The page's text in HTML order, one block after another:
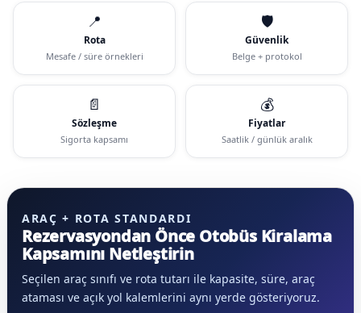
📍
Rota
Mesafe / süre örnekleri
🛡️
Güvenlik
Belge + protokol
📄
Sözleşme
Sigorta kapsamı
💰
Fiyatlar
Saatlik / günlük aralık
ARAÇ + ROTA STANDARDI
Rezervasyondan Önce Otobüs Kiralama
Kapsamını Netleştirin
Seçilen araç sınıfı ve rota tutarı ile kapasite, süre, araç
ataması ve açık yol kalemlerini aynı yerde gösteriyoruz.